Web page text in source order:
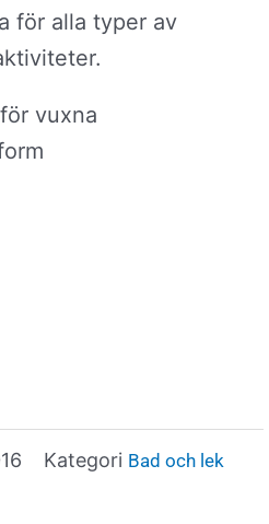
för alla typer av
vuxna
Kategori Bad och lek